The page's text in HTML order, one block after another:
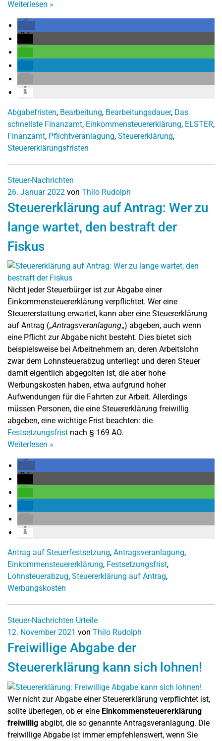
Weiterlesen »
Abgabefristen, Bearbeitung, Bearbeitungsdauer, Das
schnellste Finanzamt, Einkommensteuererklärung, ELSTER,
Finanzamt, Pflichtveranlagung, Steuererklärung,
Steuererklärungsfristen
Steuer-Nachrichten
26. Januar 2022 von Thilo Rudolph
Steuererklärung auf Antrag: Wer zu
lange wartet, den bestraft der
Fiskus
Nicht jeder Steuerbürger ist zur Abgabe einer
Einkommensteuererklärung verpflichtet. Wer eine
Steuererstattung erwartet, kann aber eine Steuererklärung
auf Antrag („Antragsveranlagung„) abgeben, auch wenn
eine Pflicht zur Abgabe nicht besteht. Dies bietet sich
beispielsweise bei Arbeitnehmern an, deren Arbeitslohn
zwar dem Lohnsteuerabzug unterliegt und deren Steuer
damit eigentlich abgegolten ist, die aber hohe
Werbungskosten haben, etwa aufgrund hoher
Aufwendungen für die Fahrten zur Arbeit. Allerdings
müssen Personen, die eine Steuererklärung freiwillig
abgeben, eine wichtige Frist beachten: die
Festsetzungsfrist nach § 169 AO.
Weiterlesen »
Antrag auf Steuerfestsetzung, Antragsveranlagung,
Einkommensteuererklärung, Festsetzungsfrist,
Lohnsteuerabzug, Steuererklärung auf Antrag,
Werbungskosten
Steuer-Nachrichten Urteile
12. November 2021 von Thilo Rudolph
Freiwillige Abgabe der
Steuererklärung kann sich lohnen!
Wer nicht zur Abgabe einer Steuererklärung verpflichtet ist,
sollte überlegen, ob er eine Einkommensteuererklärung
freiwillig abgibt, die so genannte Antragsveranlagung. Die
freiwillige Abgabe ist immer empfehlenswert, wenn Sie